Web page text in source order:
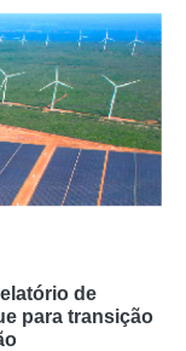
de
para transição